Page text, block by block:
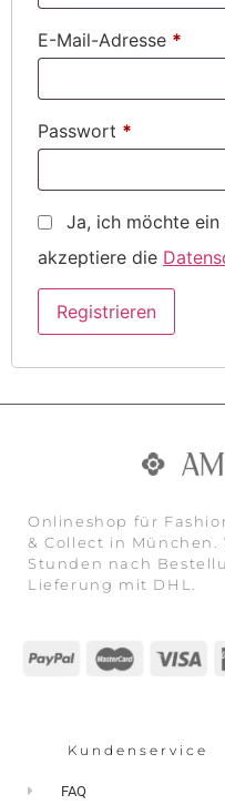
E-Mail-Adresse *
Passwort *
Ja, ich möchte
akzeptiere die
Registrieren
Onlineshop für
& Collect in
Stunden nach
Lieferung mit DHL.
Kundenservice
FAQ